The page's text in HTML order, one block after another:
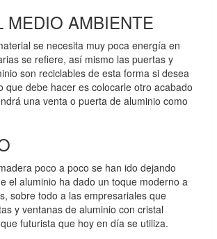
MEDIO AMBIENTE
se necesita muy poca energía en
se refiere, así mismo las puertas y
son reciclables de esta forma si desea
que debe hacer es colocarle otro acabado
una venta o puerta de aluminio como
poco a poco se han ido dejando
el aluminio ha dado un toque moderno a
sobre todo a las empresariales que
y ventanas de aluminio con cristal
futurista que hoy en día se utiliza.